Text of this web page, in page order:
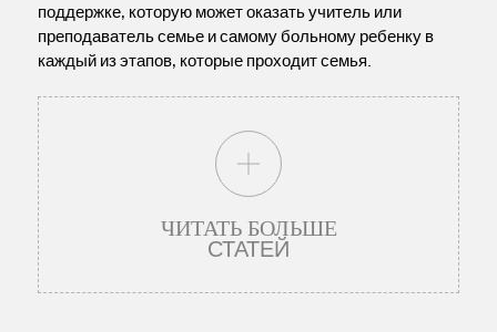
поддержке, которую может оказать учитель или
преподаватель семье и самому больному ребенку в
каждый из этапов, которые проходит семья.
ЧИТАТЬ БОЛЬШЕ
СТАТЕЙ